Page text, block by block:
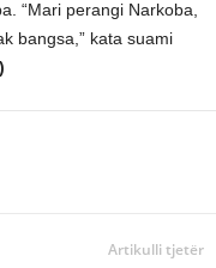
“Mari perangi Narkoba,
bangsa,” kata suami
Artikulli tjetër